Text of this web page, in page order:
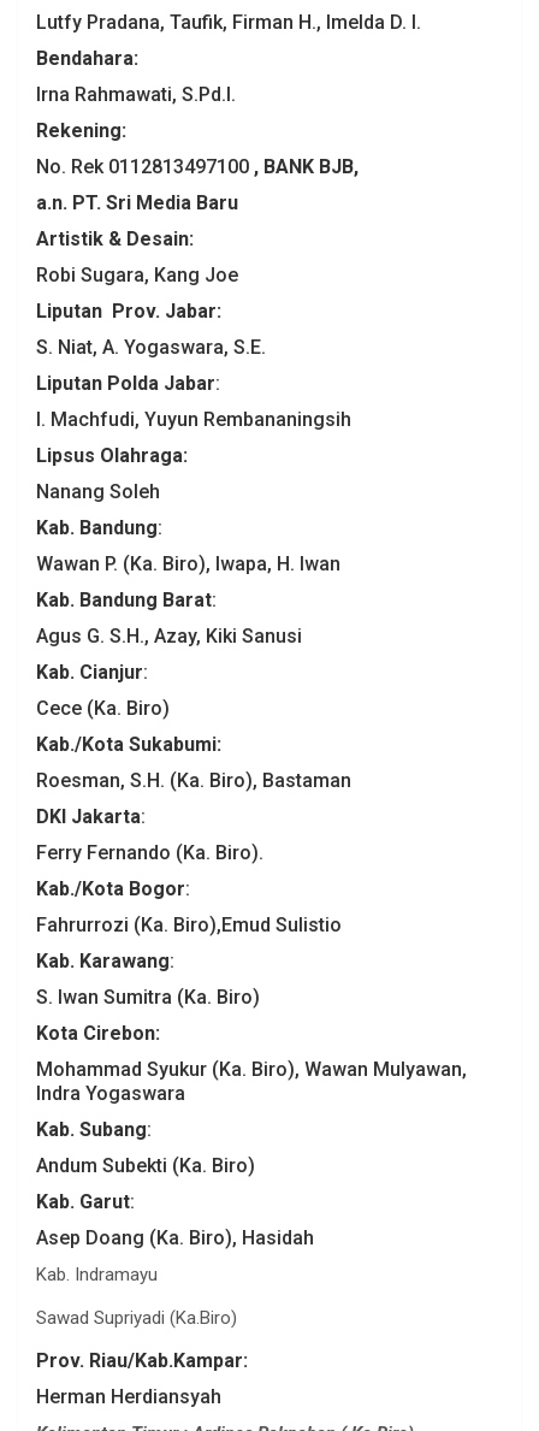
Lutfy Pradana, Taufik, Firman H., Imelda D. I.
Bendahara:
Irna Rahmawati, S.Pd.I.
Rekening:
No. Rek 0112813497100 , BANK BJB,
a.n. PT. Sri Media Baru
Artistik & Desain:
Robi Sugara, Kang Joe
Liputan Prov. Jabar:
S. Niat, A. Yogaswara, S.E.
Liputan Polda Jabar:
I. Machfudi, Yuyun Rembananingsih
Lipsus Olahraga:
Nanang Soleh
Kab. Bandung:
Wawan P. (Ka. Biro), Iwapa, H. Iwan
Kab. Bandung Barat:
Agus G. S.H., Azay, Kiki Sanusi
Kab. Cianjur:
Cece (Ka. Biro)
Kab./Kota Sukabumi:
Roesman, S.H. (Ka. Biro), Bastaman
DKI Jakarta:
Ferry Fernando (Ka. Biro).
Kab./Kota Bogor:
Fahrurrozi (Ka. Biro),Emud Sulistio
Kab. Karawang:
S. Iwan Sumitra (Ka. Biro)
Kota Cirebon:
Mohammad Syukur (Ka. Biro), Wawan Mulyawan,
Indra Yogaswara
Kab. Subang:
Andum Subekti (Ka. Biro)
Kab. Garut:
Asep Doang (Ka. Biro), Hasidah
Kab. Indramayu
Sawad Supriyadi (Ka.Biro)
Prov. Riau/Kab.Kampar:
Herman Herdiansyah